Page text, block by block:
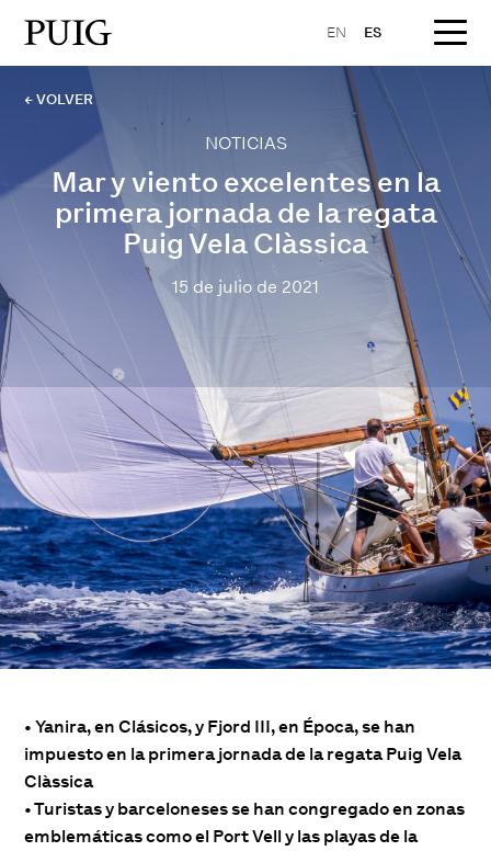
EN ES
← VOLVER
NOTICIAS
Mar y viento excelentes en la
primera jornada de la regata
Puig Vela Clàssica
15 de julio de 2021
• Yanira, en Clásicos, y Fjord III, en Época, se han
impuesto en la primera jornada de la regata Puig Vela
Clàssica
• Turistas y barceloneses se han congregado en zonas
emblemáticas como el Port Vell y las playas de la